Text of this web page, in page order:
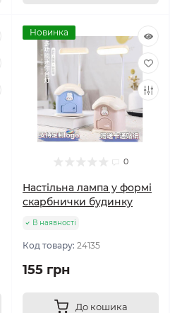
Новинка
0
Настільна лампа у формі
скарбнички будинку
В наявності
Код товару: 24135
155 грн
До кошика